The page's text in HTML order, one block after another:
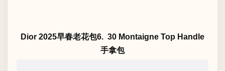
Dior 2025早春老花包6. 30 Montaigne Top Handle
手拿包